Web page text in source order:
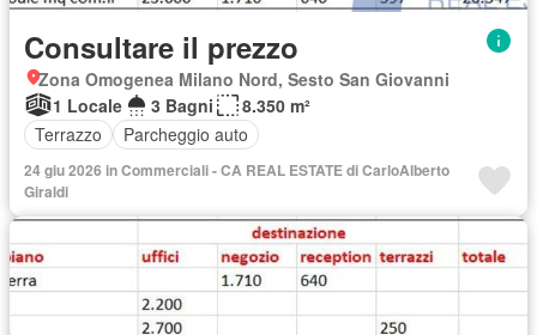
Consultare il prezzo
Zona Omogenea Milano Nord, Sesto San Giovanni
1 Locale
3 Bagni
8.350 m²
Terrazzo
Parcheggio auto
24 giu 2026 in Commerciali - CA REAL ESTATE di CarloAlberto
Giraldi